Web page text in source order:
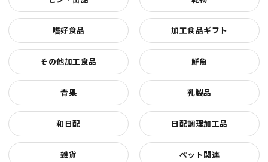
嗜好食品 加工食品ギフト
その他加工食品 鮮魚
青果 乳製品
和日配 日配調理加工品
雑貨 ペット関連